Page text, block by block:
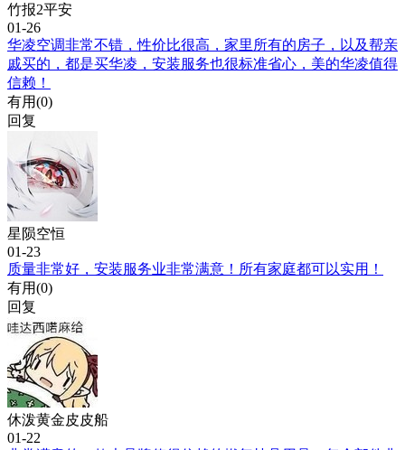
竹报2平安
01-26
华凌空调非常不错，性价比很高，家里所有的房子，以及帮亲
戚买的，都是买华凌，安装服务也很标准省心，美的华凌值得
信赖！
有用(0)
回复
星陨空恒
01-23
质量非常好，安装服务业非常满意！所有家庭都可以实用！
有用(0)
回复
休泼黄金皮皮船
01-22